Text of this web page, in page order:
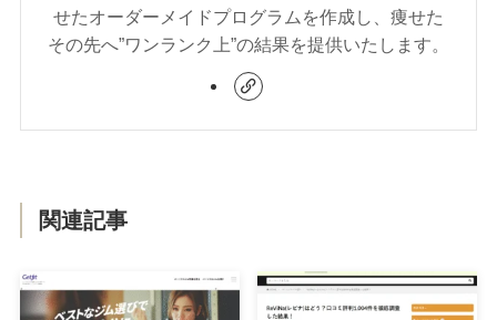
せたオーダーメイドプログラムを作成し、痩せた
その先へ”ワンランク上”の結果を提供いたします。
関連記事